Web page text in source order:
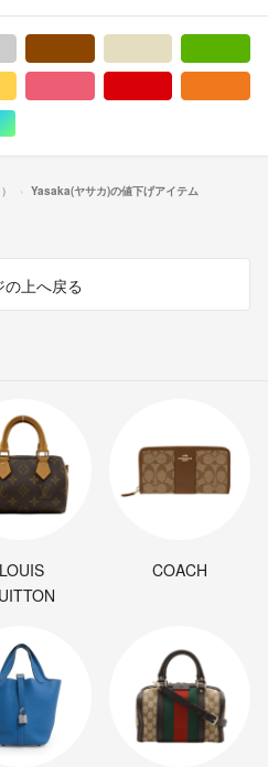
色系
マルチカラー
Yasaka(ヤサカ)の値下げアイテム
の上へ戻る
LOUIS
COACH